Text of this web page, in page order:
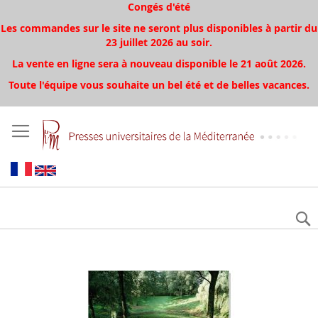
Congés d'été
Les commandes sur le site ne seront plus disponibles à partir du
23 juillet 2026 au soir.
La vente en ligne sera à nouveau disponible le 21 août 2026.
Toute l'équipe vous souhaite un bel été et de belles vacances.